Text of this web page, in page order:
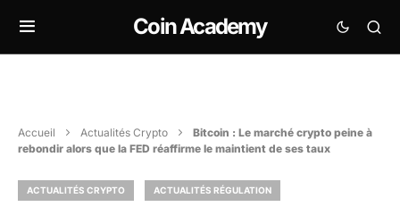
Coin Academy
Accueil Actualités Crypto
Bitcoin : Le marché crypto peine à
rebondir alors que la FED réaffirme le maintient de ses taux
ACTUALITÉS CRYPTO ACTUALITÉS RÉGULATION